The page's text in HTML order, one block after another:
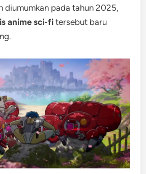
diumumkan pada tahun 2025,
anime sci-fi tersebut baru